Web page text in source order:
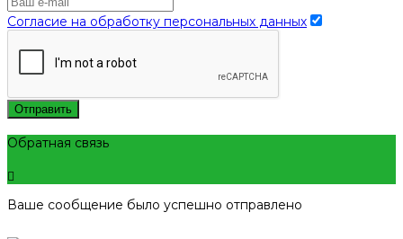
Согласие на обработку персональных данных
Отправить
Обратная связь
Ваше сообщение было успешно отправлено